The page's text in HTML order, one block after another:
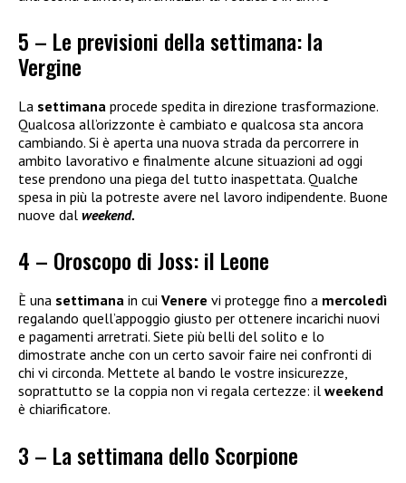
5 – Le previsioni della settimana: la
Vergine
La settimana procede spedita in direzione trasformazione.
Qualcosa all’orizzonte è cambiato e qualcosa sta ancora
cambiando. Si è aperta una nuova strada da percorrere in
ambito lavorativo e finalmente alcune situazioni ad oggi
tese prendono una piega del tutto inaspettata. Qualche
spesa in più la potreste avere nel lavoro indipendente. Buone
nuove dal weekend.
4 – Oroscopo di Joss: il Leone
È una settimana in cui Venere vi protegge fino a mercoledì
regalando quell’appoggio giusto per ottenere incarichi nuovi
e pagamenti arretrati. Siete più belli del solito e lo
dimostrate anche con un certo savoir faire nei confronti di
chi vi circonda. Mettete al bando le vostre insicurezze,
soprattutto se la coppia non vi regala certezze: il weekend
è chiarificatore.
3 – La settimana dello Scorpione